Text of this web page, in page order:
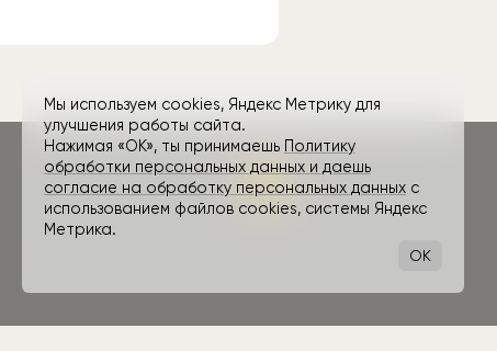
Мы используем cookies, Яндекс Метрику для
улучшения работы сайта.
Нажимая «ОК», ты принимаешь Политику
обработки персональных данных и даешь
согласие на обработку персональных данныхс
использованием файлов cookies, системы Яндекс
Метрика.
OK